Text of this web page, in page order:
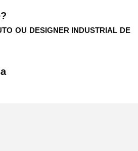
OU DESIGNER INDUSTRIAL DE